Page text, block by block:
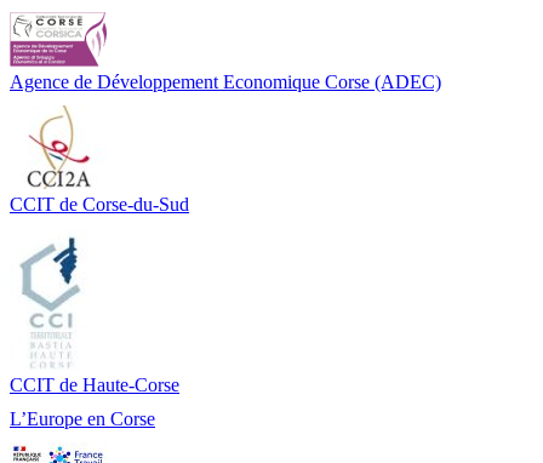
Agence de Développement Economique Corse (ADEC)
CCIT de Corse-du-Sud
CCIT de Haute-Corse
L’Europe en Corse